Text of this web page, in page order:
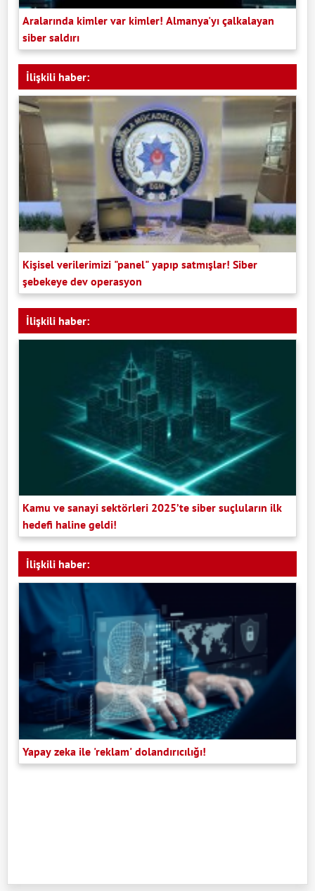
Aralarında kimler var kimler! Almanya'yı çalkalayan
siber saldırı
İlişkili haber:
Kişisel verilerimizi "panel" yapıp satmışlar! Siber
şebekeye dev operasyon
İlişkili haber:
Kamu ve sanayi sektörleri 2025’te siber suçluların ilk
hedefi haline geldi!
İlişkili haber:
Yapay zeka ile 'reklam' dolandırıcılığı!